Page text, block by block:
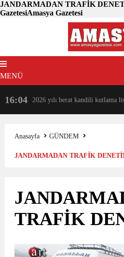
JANDARMADAN TRAFİK
GazetesiAmasya Gazetesi
MENÜ
16:04 2026 yılı berat kandili kutlama
Anasayfa
GÜNDEM
JANDARMADAN TRAFİK
TRAFİK